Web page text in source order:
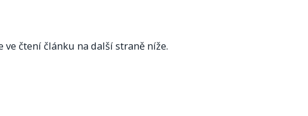
ve čtení článku na další straně níže.